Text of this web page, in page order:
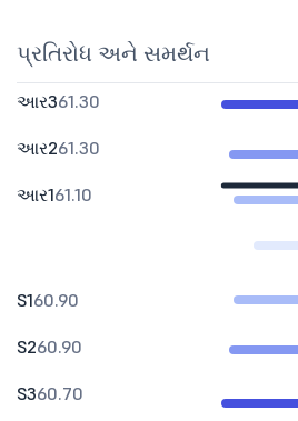
પ્રતિરોધ અને સમર્થન
આર361.30
આર261.30
આર161.10
S160.90
S260.90
S360.70